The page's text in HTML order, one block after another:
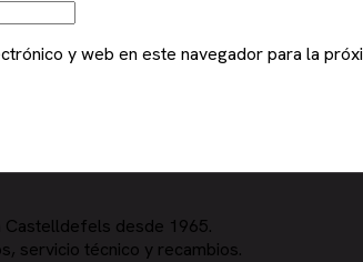
y web en este navegador para la
Castelldefels desde 1965.
servicio técnico y recambios.